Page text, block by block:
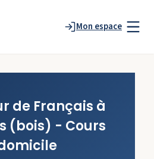
Mon espace
de Français à
(bois) - Cours